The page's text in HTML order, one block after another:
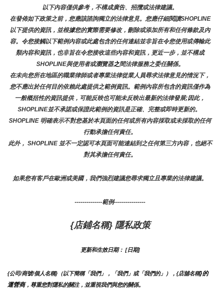
以下內容僅供參考，不構成廣告、招攬或法律建議。
在發佈如下政策之前，您應該諮詢獨立的法律意見。您應仔細閱讀SHOPLINE
以下提供的資訊，並根據您的實際需要修改，刪除或添加所有和任何條款及內
容。令您接觸以下範例內容或此處包含的任何連結並非旨在令您使用或傳輸此
類內容和資訊，也非旨在令您接收這些內容和資訊，更近一步，並不構成
SHOPLINE與使用者或瀏覽器之間法律服務之委任關係。
在未向您所在地區的職業律師或者專業法律從業人員尋求法律意見的情況下，
您不應出於任何目的依賴此處提供之範例資訊。範例內容所包含的資訊僅作為
一般概括性的資訊提供，可能反映也可能未反映出最新的法律發展;因此，
SHOPLINE並不承諾或保證此範例的資訊是正確、完整或即時更新的。
SHOPLINE 明確表示不對您基於本頁面的任何或所有內容採取或未採取的任何
行動承擔任何責任。
此外， SHOPLINE 並不一定認可本頁面可能連結到之任何第三方內容，也絕不
對其承擔任何責任。
如果您有客戶在歐洲或美國，我們強烈建議您尋求獨立且專業的法律建議。
--------------範例----------------
{店鋪名稱} 隱私政策
更新和生效日期： [日期]
{公司/商號/個人名稱}（以下簡稱「我們」，「我們」或「我們的」），{店舖名稱}的
運營商，尊重您對隱私的關注，並重視我們與您的關係。